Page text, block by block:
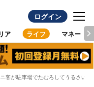
ログイン
ア ライフ マネー
客が駐車場でたむろしてうるさい